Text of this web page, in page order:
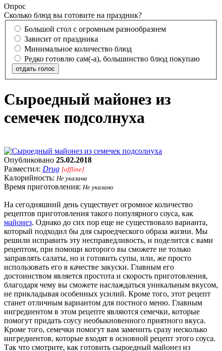
Опрос
Сколько блюд вы готовите на праздник?
Большой стол с огромным разнообразием
Зависит от праздника
Минимальное количество блюд
Редко готовлю сам(-а), большинство блюд покупаю
отдать голос
Сыроедный майонез из
семечек подсолнуха
Опубликовано 25.02.2018
Разместил: Drug [offline]
Калорийность: Не указана
Время приготовления: Не указано
На сегодняшний день существует огромное количество
рецептов приготовления такого популярного соуса, как
майонез. Однако до сих пор еще не существовало варианта,
который подходил бы для сыроедческого образа жизни. Мы
решили исправить эту несправедливость, и поделится с вами
рецептом, при помощи которого вы сможете не только
заправлять салаты, но и готовить супы, или, же просто
использовать его в качестве закуски. Главным его
достоинством является простота и скорость приготовления,
благодаря чему вы сможете наслаждаться уникальным вкусом,
не прикладывая особенных усилий. Кроме того, этот рецепт
станет отличным вариантом для постного меню. Главным
ингредиентом в этом рецепте являются семечки, которые
помогут придать соусу необыкновенного приятного вкуса.
Кроме того, семечки помогут вам заменить сразу несколько
ингредиентов, которые входят в основной рецепт этого соуса.
Так что смотрите, как готовить сыроедный майонез из